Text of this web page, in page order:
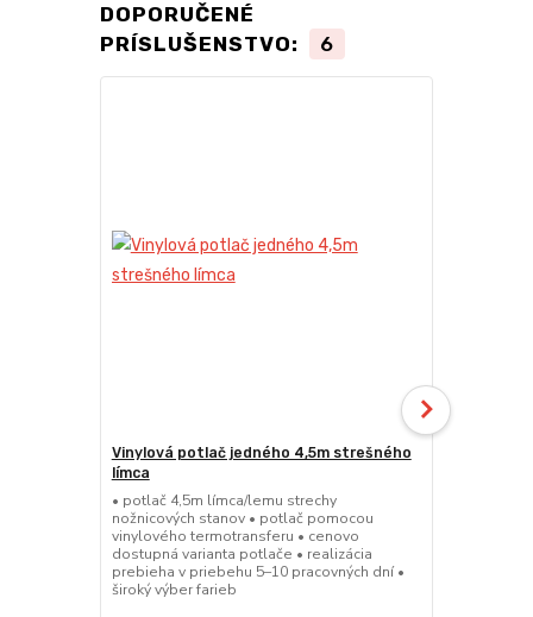
DOPORUČENÉ
PRÍSLUŠENSTVO:
6
Vinylová potlač jedného 4,5m strešného
límca
• potlač 4,5m límca/lemu strechy
nožnicových stanov • potlač pomocou
vinylového termotransferu • cenovo
dostupná varianta potlače • realizácia
prebieha v priebehu 5–10 pracovných dní •
široký výber farieb